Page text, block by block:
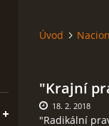
Úvod
"Krajní
"Radikální
18. 2. 2018